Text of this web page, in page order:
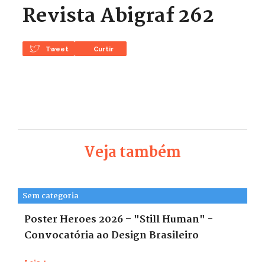
Revista Abigraf 262
Tweet Curtir
Veja também
Sem categoria
Poster Heroes 2026 – "Still Human" -
Convocatória ao Design Brasileiro